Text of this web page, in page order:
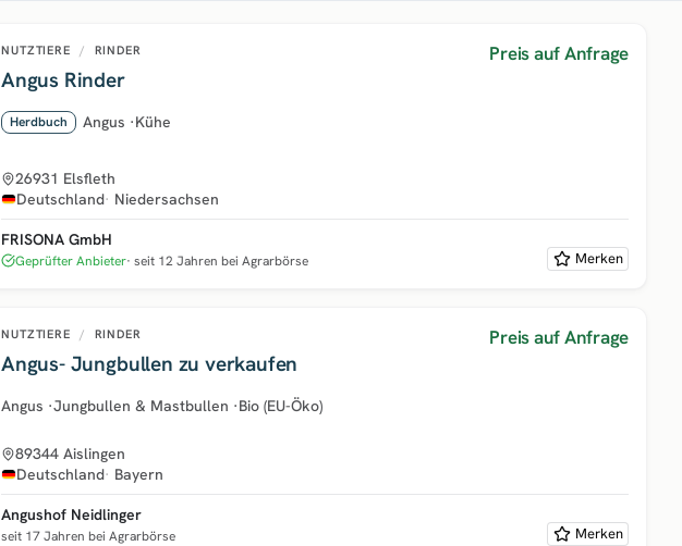
NUTZTIERE / RINDER
Angus Rinder
Preis auf Anfrage
Herdbuch Angus ·Kühe
26931 Elsfleth
Deutschland Niedersachsen
FRISONA GmbH
Geprüfter Anbieter seit 12 Jahren bei Agrarbörse Merken
NUTZTIERE / RINDER
Angus- Jungbullen zu verkaufen
Preis auf Anfrage
Angus ·Jungbullen & Mastbullen ·Bio (EU-Öko)
89344 Aislingen
Deutschland Bayern
Angushof Neidlinger
seit 17 Jahren bei Agrarbörse Merken